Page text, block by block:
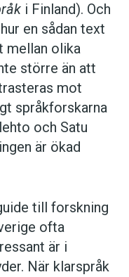
i Finland). Och
en sådan text
mellan olika
större än att
mot
språkforskarna
och Satu
är ökad
till forskning
ofta
är i
När klar­språk